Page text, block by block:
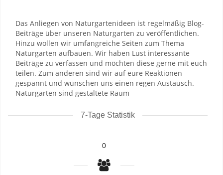
Das Anliegen von Naturgartenideen ist regelmäßig Blog-
Beiträge über unseren Naturgarten zu veröffentlichen.
Hinzu wollen wir umfangreiche Seiten zum Thema
Naturgarten aufbauen. Wir haben Lust interessante
Beiträge zu verfassen und möchten diese gerne mit euch
teilen. Zum anderen sind wir auf eure Reaktionen
gespannt und wünschen uns einen regen Austausch.
Naturgärten sind gestaltete Räum
7-Tage Statistik
0